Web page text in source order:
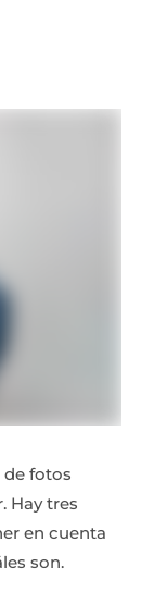
de fotos
Hay tres
en cuenta
son.